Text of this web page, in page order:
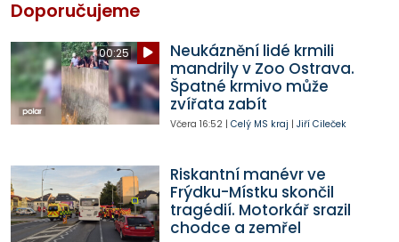
Doporučujeme
00:25
Neukáznění lidé krmili
mandrily v Zoo Ostrava.
Špatné krmivo může
zvířata zabít
Včera 16:52| Celý MS kraj | Jiří Cileček
Riskantní manévr ve
Frýdku-Místku skončil
tragédií. Motorkář srazil
chodce a zemřel